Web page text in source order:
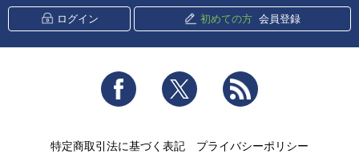
ログイン 初めての方 会員登録
Facebook Twitter
特定商取引法に基づく表記
プライバシーポリシー